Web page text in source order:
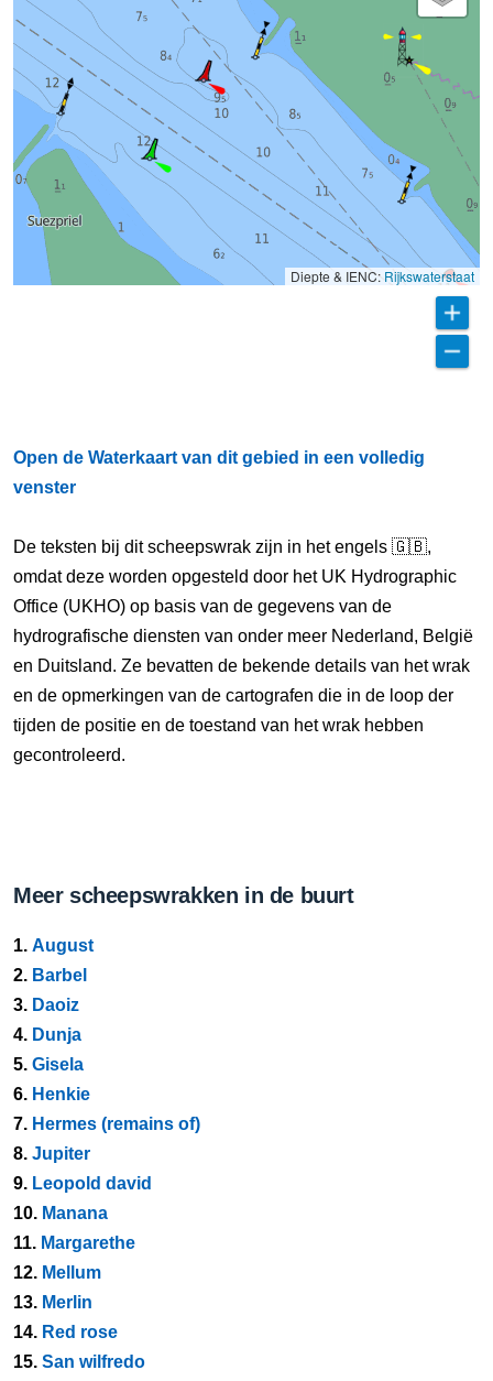
Diepte & IENC: Rijkswaterstaat
Open de Waterkaart van dit gebied in een volledig
venster
De teksten bij dit scheepswrak zijn in het engels 🇬🇧,
omdat deze worden opgesteld door het UK Hydrographic
Office (UKHO) op basis van de gegevens van de
hydrografische diensten van onder meer Nederland, België
en Duitsland. Ze bevatten de bekende details van het wrak
en de opmerkingen van de cartografen die in de loop der
tijden de positie en de toestand van het wrak hebben
gecontroleerd.
Meer scheepswrakken in de buurt
1. August
2. Barbel
3. Daoiz
4. Dunja
5. Gisela
6. Henkie
7. Hermes (remains of)
8. Jupiter
9. Leopold david
10. Manana
11. Margarethe
12. Mellum
13. Merlin
14. Red rose
15. San wilfredo